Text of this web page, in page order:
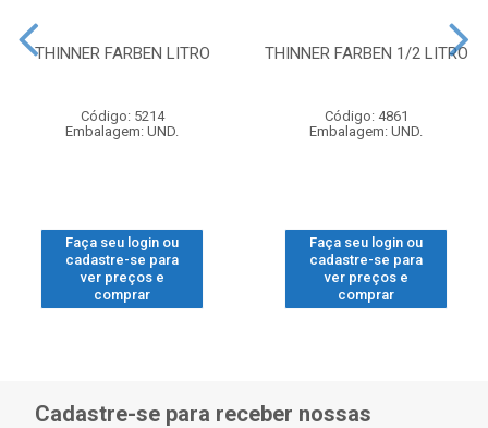
THINNER FARBEN LITRO
Código: 5214
Embalagem: UND.
Faça seu login ou
cadastre-se para
ver preços e
comprar
THINNER FARBEN 1/2 LITRO
Código: 4861
Embalagem: UND.
Faça seu login ou
cadastre-se para
ver preços e
comprar
Cadastre-se para receber nossas